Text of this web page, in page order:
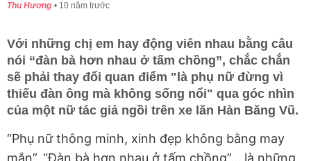
Thu Hương 10 năm trước
Với những chị em hay động viên nhau bằng câu
nói “đàn bà hơn nhau ở tấm chồng”, chắc chắn
sẽ phải thay đổi quan điểm "là phụ nữ đừng vì
thiếu đàn ông mà không sống nổi" qua góc nhìn
của một nữ tác giả ngồi trên xe lăn Hàn Băng Vũ.
“Phụ nữ thông minh, xinh đẹp không bằng may
mắn”, “Đàn bà hơn nhau ở tấm chồng”… là những